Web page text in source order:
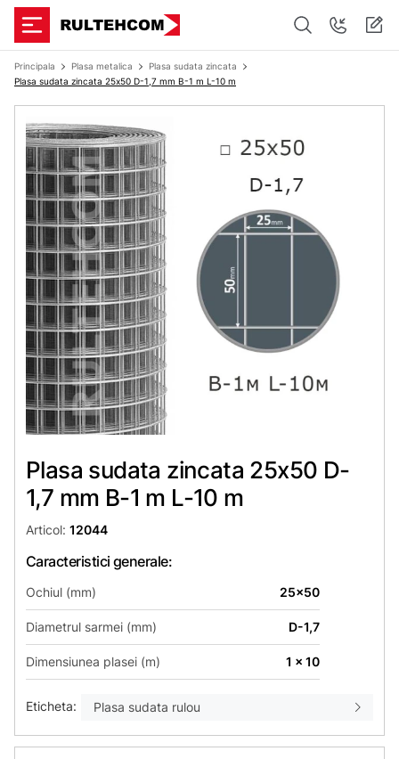
Principala Plasa metalica
Plasa sudata zincata
Plasa sudata zincata 25х50 D-1,7 mm B-1 m L-10 m
Plasa sudata zincata 25х50 D-
1,7 mm B-1 m L-10 m
Articol: 12044
Caracteristici generale:
Ochiul (mm) 25x50
Diametrul sarmei (mm) D-1,7
Dimensiunea plasei (m) 1 x 10
Eticheta: Plasa sudata rulou